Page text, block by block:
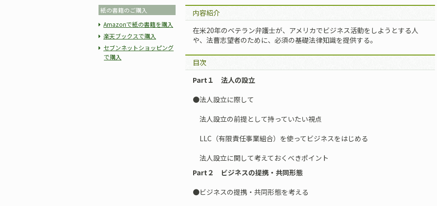
紙の書籍のご購入
Amazonで紙の書籍を購入
楽天ブックスで購入
セブンネットショッピング
で購入
内容紹介
在米20年のベテラン弁護士が、アメリカでビジネス活動をしようとする人
や、法曹志望者のために、必須の基礎法律知識を提供する。
目次
Part１ 法人の設立
●法人設立に際して
法人設立の前提として持っていたい視点
LLC（有限責任事業組合）を使ってビジネスをはじめる
法人設立に関して考えておくべきポイント
Part２ ビジネスの提携・共同形態
●ビジネスの提携・共同形態を考える